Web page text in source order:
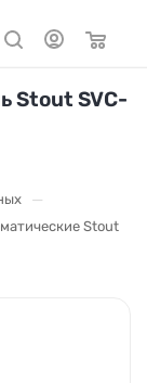
Stout SVC-
—
Stout